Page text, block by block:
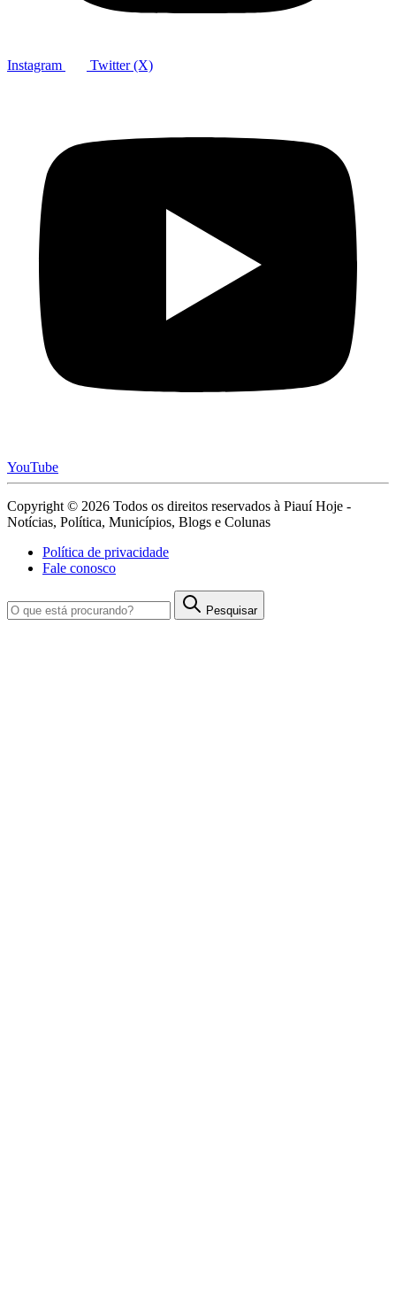
Instagram Twitter (X)
YouTube
Copyright © 2026 Todos os direitos reservados à Piauí Hoje -
Notícias, Política, Municípios, Blogs e Colunas
Política de privacidade
Fale conosco
Pesquisar